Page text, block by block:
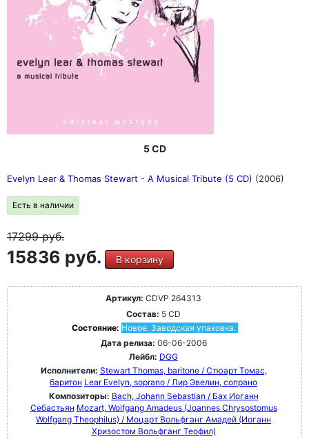
5 CD
Evelyn Lear & Thomas Stewart - A Musical Tribute (5 CD) (2006)
Есть в наличии
17299руб.
15836 руб. В корзину
Артикул: CDVP 264313
Состав: 5 CD
Состояние: Новое. Заводская упаковка.
Дата релиза: 06-06-2006
Лейбл: DGG
Исполнители: Stewart Thomas, baritone / Стюарт Томас,
баритон Lear Evelyn, soprano / Лир Эвелин, сопрано
Композиторы: Bach, Johann Sebastian / Бах Иоганн
Себастьян Mozart, Wolfgang Amadeus (Joannes Chrysostomus
Wolfgang Theophilus) / Моцарт Вольфганг Амадей (Иоганн
Хризостом Вольфганг Теофил)